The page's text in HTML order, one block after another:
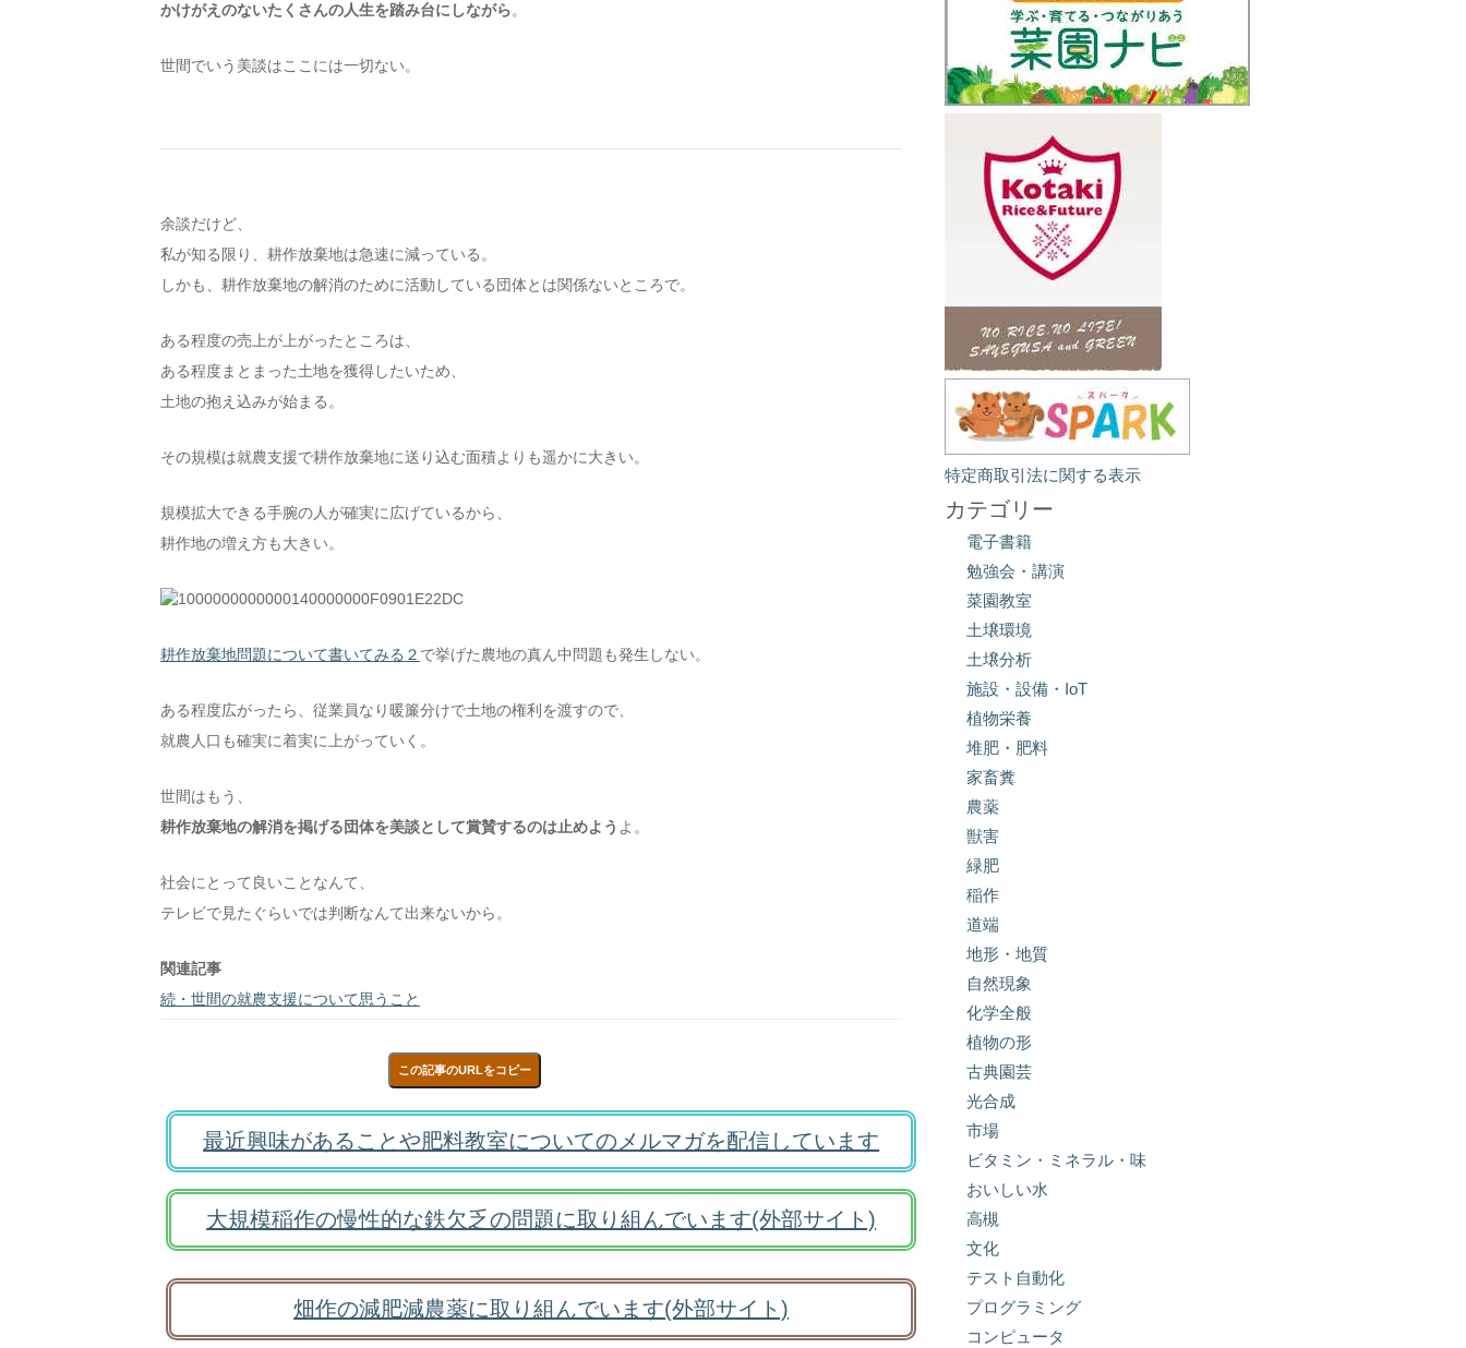
かけがえのないたくさんの人生を踏み台にしながら。
世間でいう美談はここには一切ない。
余談だけど、
私が知る限り、耕作放棄地は急速に減っている。
しかも、耕作放棄地の解消のために活動している団体とは関係ないところで。
ある程度の売上が上がったところは、
ある程度まとまった土地を獲得したいため、
土地の抱え込みが始まる。
その規模は就農支援で耕作放棄地に送り込む面積よりも遥かに大きい。
規模拡大できる手腕の人が確実に広げているから、
耕作地の増え方も大きい。
耕作放棄地問題について書いてみる２ で挙げた農地の真ん中問題も発生しない。
ある程度広がったら、従業員なり暖簾分けで土地の権利を渡すので、
就農人口も確実に着実に上がっていく。
世間はもう、
耕作放棄地の解消を掲げる団体を美談として賞賛するのは止めよう よ。
社会にとって良いことなんて、
テレビで見たぐらいでは判断なんて出来ないから。
関連記事
続・世間の就農支援について思うこと
この記事のURLをコピー
最近興味があることや肥料教室についてのメルマガを配信しています
大規模稲作の慢性的な鉄欠乏の問題に取り組んでいます(外部サイト)
畑作の減肥減農薬に取り組んでいます(外部サイト)
特定商取引法に関する表示
カテゴリー
電子書籍
勉強会・講演
菜園教室
土壌環境
土壌分析
施設・設備・IoT
植物栄養
堆肥・肥料
家畜糞
農薬
獣害
緑肥
稲作
道端
地形・地質
自然現象
化学全般
植物の形
古典園芸
光合成
市場
ビタミン・ミネラル・味
おいしい水
高槻
文化
テスト自動化
プログラミング
コンピュータ